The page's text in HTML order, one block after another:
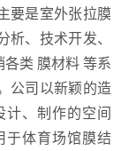
要是室外张拉膜
析、技术开发、
类 膜材料 等系
公司以新颖的造
、制作的空间
于体育场馆膜结